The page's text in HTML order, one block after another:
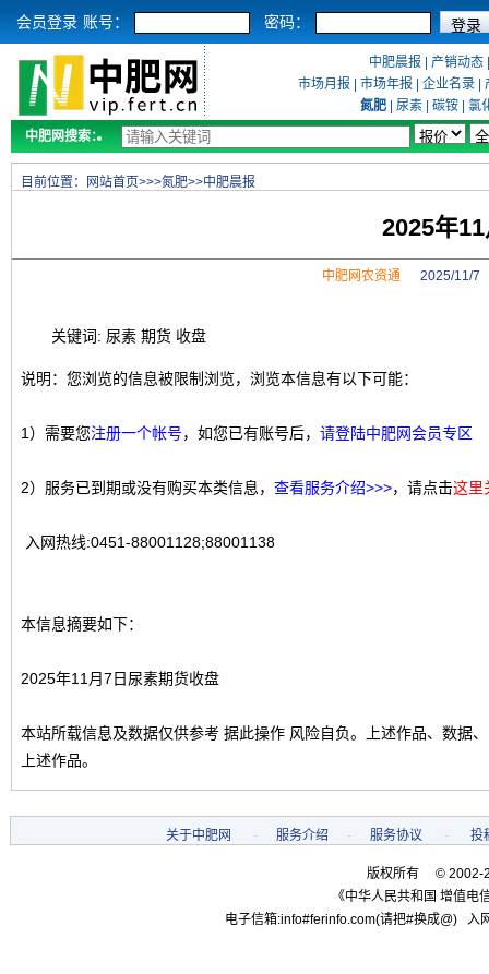
会员登录 账号： 密码：
中肥晨报 产销动态
市场月报
市场年报 企业名录
氮肥
尿素 碳铵
氯
中肥网搜索：
目前位置： 网站首页>>>氮肥>>中肥晨报
2025年
中肥网农资通 2025/11/7
关键词: 尿素 期货 收盘
说明：您浏览的信息被限制浏览，浏览本信息有以下可能：
1）需要您注册一个帐号，如您已有账号后， 请登陆中肥网会员专区
2）服务已到期或没有购买本类信息， 查看服务介绍>>>，请点击这里
入网热线:0451-88001128;88001138
本信息摘要如下：
2025年11月7日尿素期货收盘
本站所载信息及数据仅供参考 据此操作 风险自负。上述作品、数据
上述作品。
关于中肥网 - 服务介绍 - 服务协议 - 投
版权所有 © 2002-
《中华人民共和国 增值电
电子信箱:info#ferinfo.com(请把#换成@)